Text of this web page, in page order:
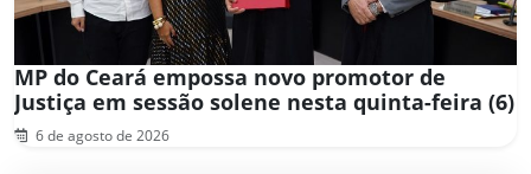
MP do Ceará empossa novo promotor de
Justiça em sessão solene nesta quinta-feira (6)
6 de agosto de 2026